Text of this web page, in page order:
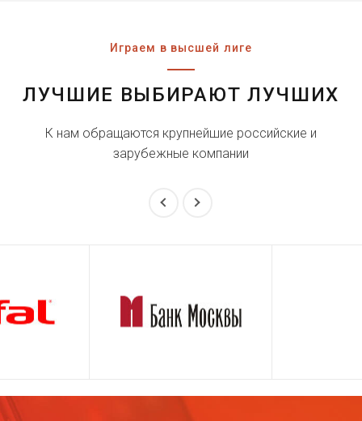
Играем в высшей лиге
ЛУЧШИЕ ВЫБИРАЮТ ЛУЧШИХ
К нам обращаются крупнейшие российские и
зарубежные компании